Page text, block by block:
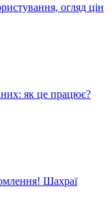
огляд цін
як це працює?
Шахраї